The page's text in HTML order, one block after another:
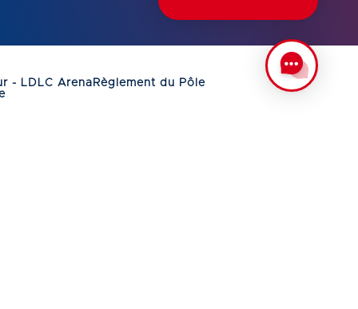
- LDLC Arena Règlement du Pôle